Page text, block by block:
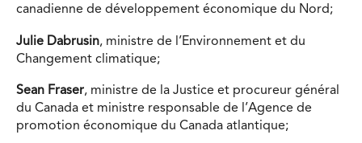
canadienne de développement économique du Nord;
Julie Dabrusin, ministre de l’Environnement et du
Changement climatique;
Sean Fraser, ministre de la Justice et procureur général
du Canada et ministre responsable de l’Agence de
promotion économique du Canada atlantique;